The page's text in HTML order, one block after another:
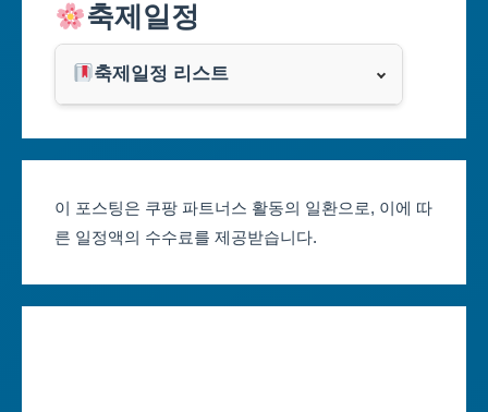
인천광역시
광주광역시
대전광역시
쿠팡
클룩
축제일정
축제일정 리스트
대구축제 일정
인천축제 일정
이 포스팅은 쿠팡 파트너스 활동의 일환으로, 이에 따
른 일정액의 수수료를 제공받습니다.